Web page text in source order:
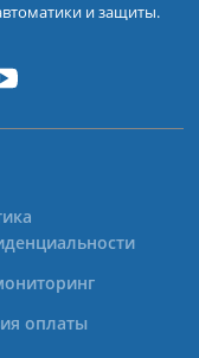
и защиты.
оплаты